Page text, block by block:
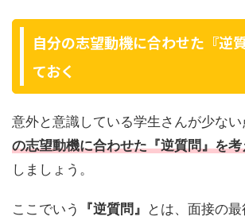
自分の志望動機に合わせた『逆
ておく
意外と意識している学生さんが少ない
の志望動機に合わせた『逆質問』を
しましょう。
ここでいう 『逆質問』 とは、面接の